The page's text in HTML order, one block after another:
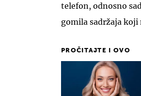
telefon, odnosno
gomila sadržaja
PROČITAJTE I OVO